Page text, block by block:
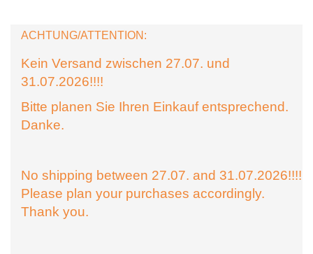
ACHTUNG/ATTENTION:
Kein Versand zwischen 27.07. und
31.07.2026!!!!
Bitte planen Sie Ihren Einkauf entsprechend.
Danke.
No shipping between 27.07. and 31.07.2026!!!!
Please plan your purchases accordingly.
Thank you.